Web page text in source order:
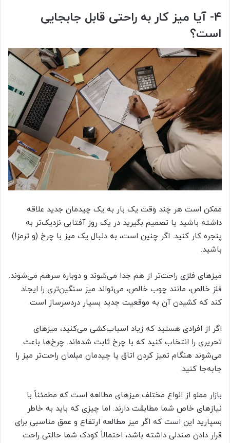
۴- آیا میز کار به راحتی قابل جابجایی
است؟
ممکن است هر چند وقت یک بار به یک چیدمان جدید علاقه
داشته باشید یا تصمیم بگیرید در یک روز آفتابی نزدیک‌تر به
پنجره کار کنید. اگر چنین است، به دنبال یک میز با چرخ (و ترمز!)
باشید.
میزهای فلزی راحت‌تر از هم جدا می‌شوند و دوباره سرهم می‌شوند.
فلز خالص، مانند چوب خالص، می‌تواند میز سنگین‌تری را ایجاد
کند که کشیدن آن به موقعیت جدید بسیار دردسرساز است.
اگر از افرادی هستید که زیاد اسباب‌کشی می‌کنید، میزهای
تحریری را انتخاب کنید که با چرخ ثابت شده‌اند. چرخ‌ها باعث
می‌شوند هنگام تمیز کردن اتاق یا چیدمان مبلمان راحت‌تر میز را
جابه‌جا کنید.
بازار مملو از انواع مختلف میزهای مطالعه است که مطمئناً با
نیازهای خاص شما مطابقت دارند. اما چیزی که باید به خاطر
بسپارید این است که اگر میز مطالعه ارتفاع و عمق مناسبی برای
قرار دادن صندلی داشته باشد، احتمالاً کودک شما حالتی راحت